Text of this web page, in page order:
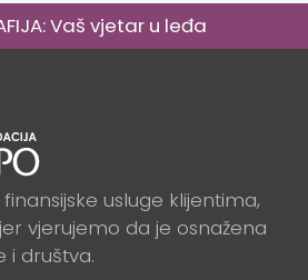
Vaš vjetar u leđa
usluge klijentima,
vjerujemo da je osnažena
i društva.